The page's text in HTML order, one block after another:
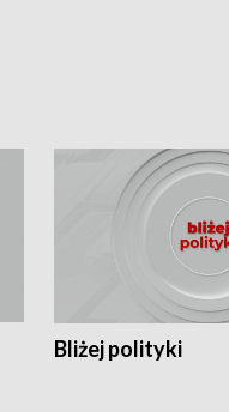
Bliżej polityki